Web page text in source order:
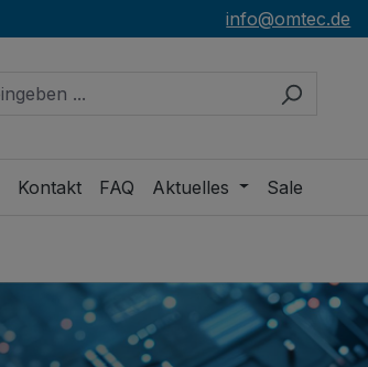
info@omtec.de
Kontakt FAQ Aktuelles Sale